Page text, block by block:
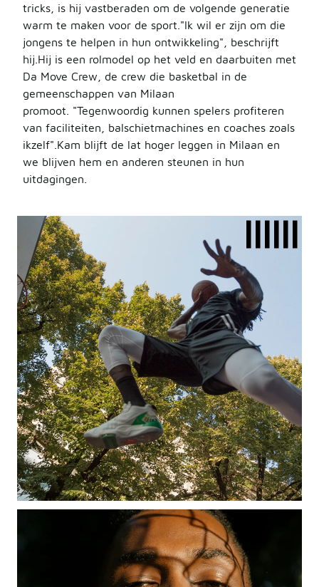
tricks, is hij vastberaden om de volgende generatie
warm te maken voor de sport."Ik wil er zijn om die
jongens te helpen in hun ontwikkeling", beschrijft
hij.Hij is een rolmodel op het veld en daarbuiten met
Da Move Crew, de crew die basketbal in de
gemeenschappen van Milaan
promoot. "Tegenwoordig kunnen spelers profiteren
van faciliteiten, balschietmachines en coaches zoals
ikzelf".Kam blijft de lat hoger leggen in Milaan en
we blijven hem en anderen steunen in hun
uitdagingen.